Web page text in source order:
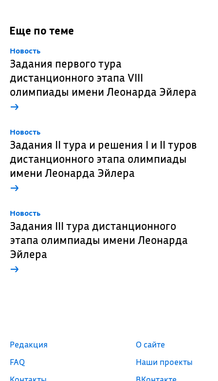
Еще по теме
Новость
Задания первого тура
дистанционного этапа VIII
олимпиады имени Леонарда Эйлера
→
Новость
Задания II тура и решения I и II туров
дистанционного этапа олимпиады
имени Леонарда Эйлера
→
Новость
Задания III тура дистанционного
этапа олимпиады имени Леонарда
Эйлера
→
Редакция
FAQ
О сайте
Наши проекты